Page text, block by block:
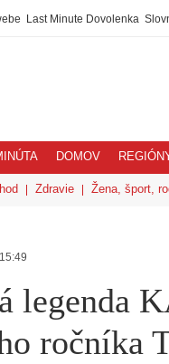
Last Minute Dovolenka
DOMOV
Zdravie Žena, šport,
legenda
ročníka